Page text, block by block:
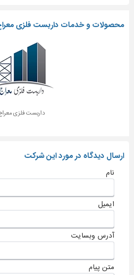
محصولات و خدمات داربست فلزی
داربست فلزی
ارسال دیدگاه در مورد این شرکت
نام
ایمیل
آدرس وبسایت
متن پیام